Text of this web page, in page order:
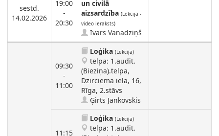
sestd.
14.02.2026
19:00
-
20:30
un civilā
aizsardzība (Lekcija -
video ieraksts)
Ivars Vanadziņš
09:30
-
11:00
Loģika (Lekcija)
telpa: 1.audit.
(Bieziņa).telpa,
Dzirciema iela, 16,
Rīga, 2.stāvs
Ģirts Jankovskis
11:15
Loģika (Lekcija)
telpa: 1.audit.